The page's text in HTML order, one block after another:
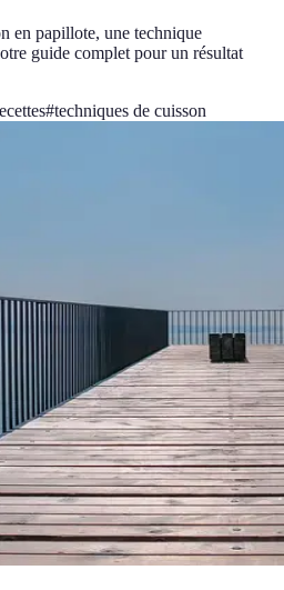
en papillote, une technique
guide complet pour un résultat
#techniques de cuisson